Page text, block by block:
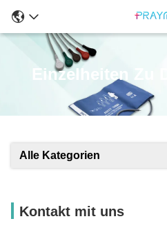
Einzelheiten Zu
Alle Kategorien
Kontakt mit uns